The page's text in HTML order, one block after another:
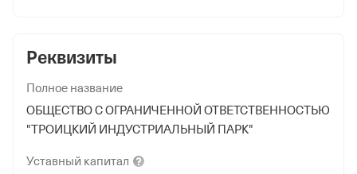
Реквизиты
Полное название
ОБЩЕСТВО С ОГРАНИЧЕННОЙ ОТВЕТСТВЕННОСТЬЮ
"ТРОИЦКИЙ ИНДУСТРИАЛЬНЫЙ ПАРК"
Уставный капитал